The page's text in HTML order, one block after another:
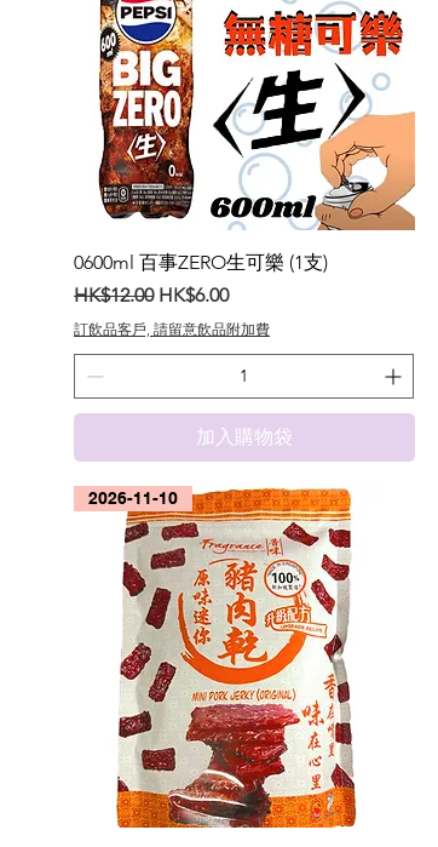
0600ml 百事ZERO生可樂 (1支)
一般價格
HK$12.00 促銷價格
HK$6.00
訂飲品客戶, 請留意飲品附加費
加入購物袋
2026-11-10